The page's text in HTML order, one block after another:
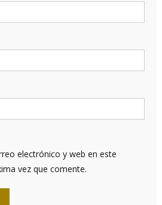
electrónico y web en este
vez que comente.